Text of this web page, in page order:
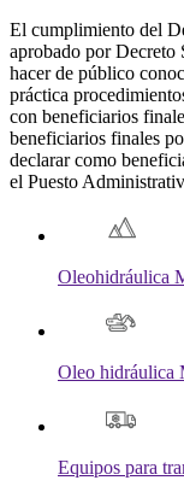
El cumplimiento del
aprobado por Decreto
hacer de público
práctica
con beneficiarios
beneficiarios finales
declarar como
el Puesto
Oleohidráulica
Oleo hidráulica
Equipos para